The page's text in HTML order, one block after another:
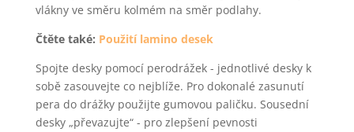
vlákny ve směru kolmém na směr podlahy.
Čtěte také: Použití lamino desek
Spojte desky pomocí perodrážek - jednotlivé desky k
sobě zasouvejte co nejblíže. Pro dokonalé zasunutí
pera do drážky použijte gumovou paličku. Sousední
desky „převazujte“ - pro zlepšení pevnosti